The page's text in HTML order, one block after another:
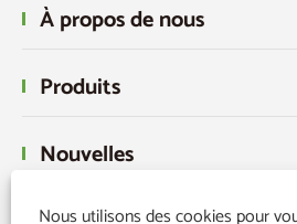
À propos de nous
Produits
Nouvelles
Nous utilisons des cookies pour